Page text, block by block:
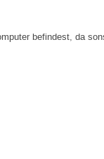
befindest, da